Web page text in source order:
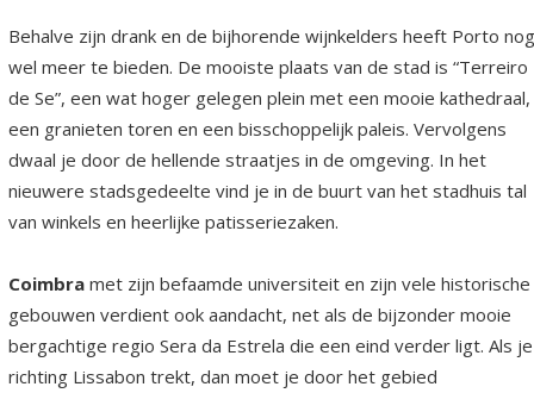
Behalve zijn drank en de bijhorende wijnkelders heeft Porto nog
wel meer te bieden. De mooiste plaats van de stad is “Terreiro
de Se”, een wat hoger gelegen plein met een mooie kathedraal,
een granieten toren en een bisschoppelijk paleis. Vervolgens
dwaal je door de hellende straatjes in de omgeving. In het
nieuwere stadsgedeelte vind je in de buurt van het stadhuis tal
van winkels en heerlijke patisseriezaken.
Coimbra met zijn befaamde universiteit en zijn vele historische
gebouwen verdient ook aandacht, net als de bijzonder mooie
bergachtige regio Sera da Estrela die een eind verder ligt. Als je
richting Lissabon trekt, dan moet je door het gebied